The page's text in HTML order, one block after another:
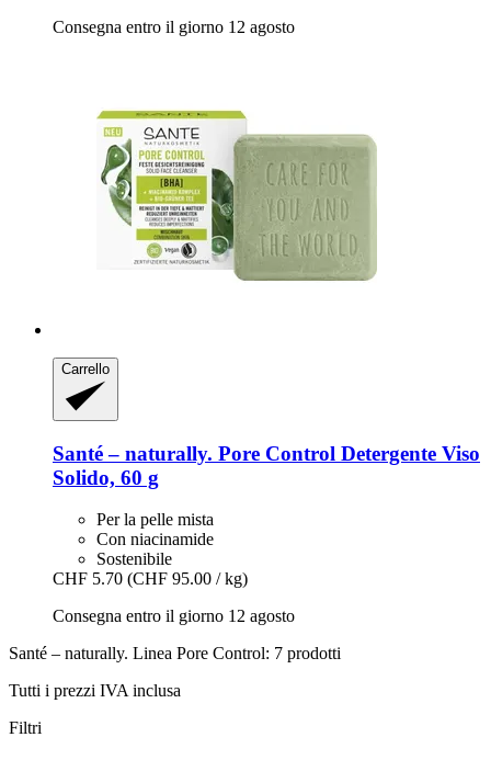
Consegna entro il giorno 12 agosto
Carrello
Santé – naturally. Pore Control Detergente Viso
Solido, 60 g
Per la pelle mista
Con niacinamide
Sostenibile
CHF 5.70 (CHF 95.00 / kg)
Consegna entro il giorno 12 agosto
Santé – naturally. Linea Pore Control: 7 prodotti
Tutti i prezzi IVA inclusa
Filtri